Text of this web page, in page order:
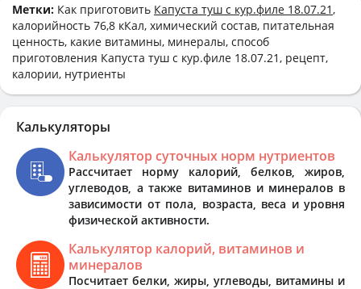
Метки: Как приготовить Капуста туш с кур.филе 18.07.21 ,
калорийность 76,8 кКал, химический состав, питательная
ценность, какие витамины, минералы, способ
приготовления Капуста туш с кур.филе 18.07.21, рецепт,
калории, нутриенты
Калькуляторы
Калькулятор суточных норм нутриентов
Рассчитает норму калорий, белков, жиров,
углеводов, а также витаминов и минералов в
зависимости от пола, возраста, веса и уровня
физической активности.
Калькулятор калорий, витаминов и
минералов
Посчитает белки, жиры, углеводы, витамины и